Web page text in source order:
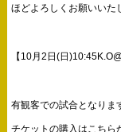
ほどよろしくお願いいた
【10月2日(日
有観客での試合となりま
チケットの購入はこちら